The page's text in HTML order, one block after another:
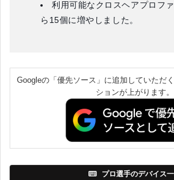
利用可能なクロスヘアプロフ
ら15個に増やしました。
Googleの「優先ソース」に追加していただ
ションが上がります。
プロ選手のデバイス